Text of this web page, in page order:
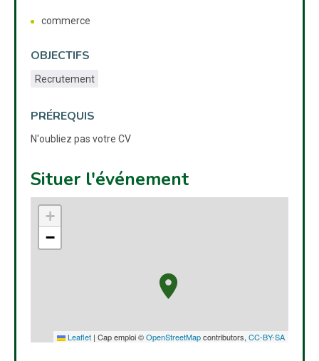
commerce
OBJECTIFS
Recrutement
PRÉREQUIS
N'oubliez pas votre CV
Situer l'événement
+
−
Leaflet | Cap emploi ©OpenStreetMapcontributors, CC-BY-SA